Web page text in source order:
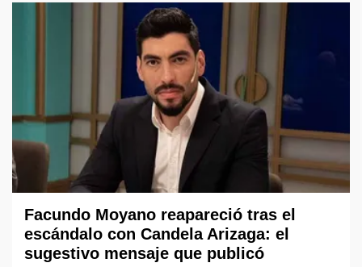
Facundo Moyano reapareció tras el
escándalo con Candela Arizaga: el
sugestivo mensaje que publicó